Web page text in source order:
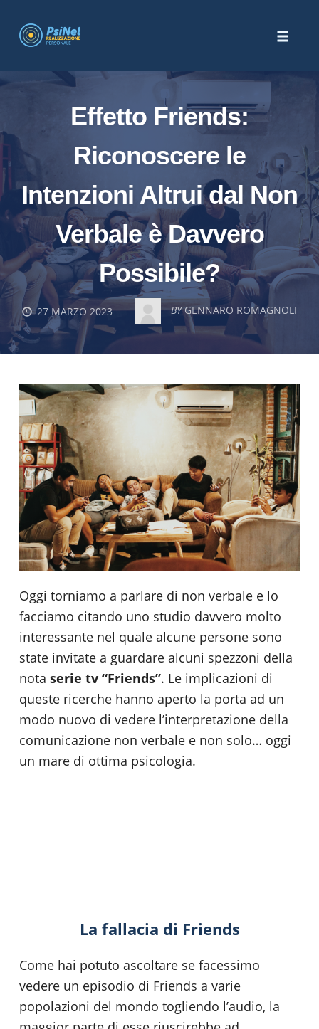
content
Effetto Friends:
Riconoscere le
Intenzioni Altrui dal Non
Verbale è Davvero
Possibile?
27 MARZO 2023 BY GENNARO ROMAGNOLI
Oggi torniamo a parlare di non verbale e lo
facciamo citando uno studio davvero molto
interessante nel quale alcune persone sono
state invitate a guardare alcuni spezzoni della
nota serie tv “Friends”. Le implicazioni di
queste ricerche hanno aperto la porta ad un
modo nuovo di vedere l’interpretazione della
comunicazione non verbale e non solo… oggi
un mare di ottima psicologia.
La fallacia di Friends
Come hai potuto ascoltare se facessimo
vedere un episodio di Friends a varie
popolazioni del mondo togliendo l’audio, la